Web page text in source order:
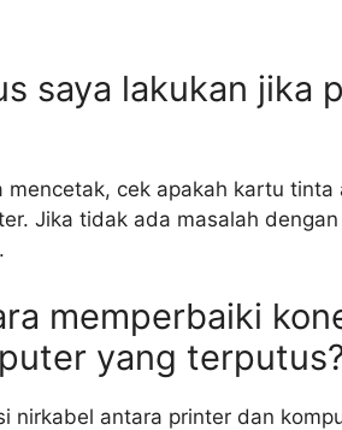
saya lakukan jika
cek apakah kartu
Jika tidak ada masalah
memperbaiki
yang
nirkabel antara printer dan